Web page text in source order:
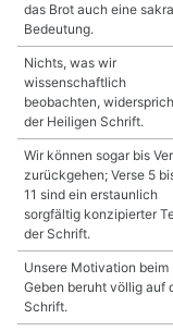
das Brot auch eine
Bedeutung.
Nichts, was wir
wissenschaftlich
beobachten,
der Heiligen Schrift.
Wir können sogar bis
zurückgehen; Verse 5
11 sind ein erstaunlich
sorgfältig konzipierter
der Schrift.
Unsere Motivation beim
Geben beruht völlig auf
Schrift.